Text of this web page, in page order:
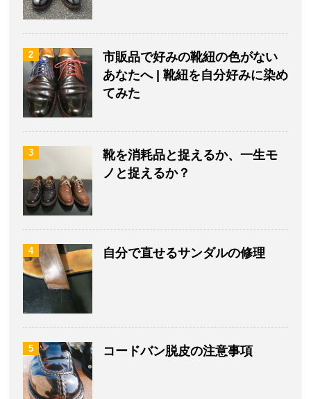
2
市販品で好みの靴紐の色がない
あなたへ | 靴紐を自分好みに染め
てみた
3
靴を消耗品と捉えるか、一生モ
ノと捉えるか？
4 自分で直せるサンダルの修理
5 コードバン脱皮の注意事項